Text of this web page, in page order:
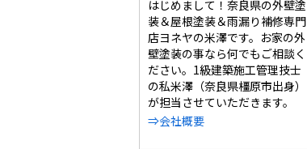
はじめまして！奈良県の外壁塗
装＆屋根塗装＆雨漏り補修専門
店ヨネヤの米澤です。お家の外
壁塗装の事なら何でもご相談く
ださい。1級建築施工管理技士
の私米澤（奈良県橿原市出身）
が担当させていただきます。
⇒会社概要